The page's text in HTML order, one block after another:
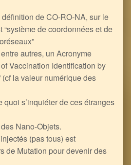
de CO-RO-NA, sur le
“système de coordonnées et de
autres, un Acronyme
Vaccination Identification by
la valeur numérique des
quoi s’inquiéter de ces étranges
des Nano-Objets.
(pas tous) est
de Mutation pour devenir des